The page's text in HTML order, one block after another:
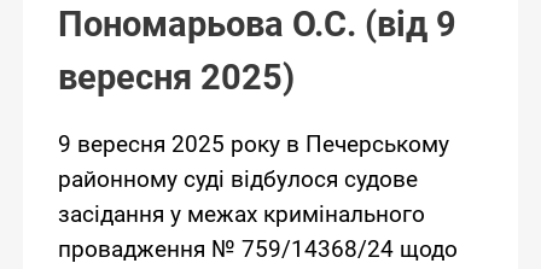
Пономарьова О.С. (від 9
вересня 2025)
9 вересня 2025 року в Печерському
районному суді відбулося судове
засідання у межах кримінального
провадження № 759/14368/24 щодо